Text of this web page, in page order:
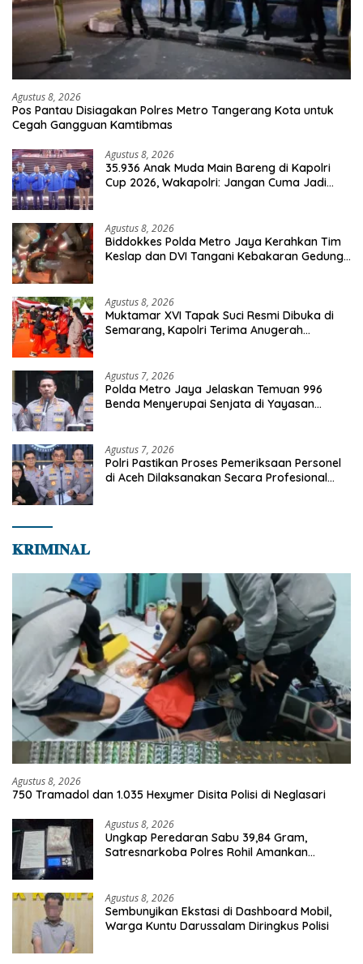
Agustus 8, 2026
Pos Pantau Disiagakan Polres Metro Tangerang Kota untuk
Cegah Gangguan Kamtibmas
Agustus 8, 2026
35.936 Anak Muda Main Bareng di Kapolri
Cup 2026, Wakapolri: Jangan Cuma Jadi
Agustus 8, 2026
Biddokkes Polda Metro Jaya Kerahkan Tim
Keslap dan DVI Tangani Kebakaran Gedung
Agustus 8, 2026
Muktamar XVI Tapak Suci Resmi Dibuka di
Semarang, Kapolri Terima Anugerah
Agustus 7, 2026
Polda Metro Jaya Jelaskan Temuan 996
Benda Menyerupai Senjata di Yayasan
Agustus 7, 2026
Polri Pastikan Proses Pemeriksaan Personel
di Aceh Dilaksanakan Secara Profesional
𝐊𝐑𝐈𝐌𝐈𝐍𝐀𝐋
Agustus 8, 2026
750 Tramadol dan 1.035 Hexymer Disita Polisi di Neglasari
Agustus 8, 2026
Ungkap Peredaran Sabu 39,84 Gram,
Satresnarkoba Polres Rohil Amankan
Agustus 8, 2026
Sembunyikan Ekstasi di Dashboard Mobil,
Warga Kuntu Darussalam Diringkus Polisi